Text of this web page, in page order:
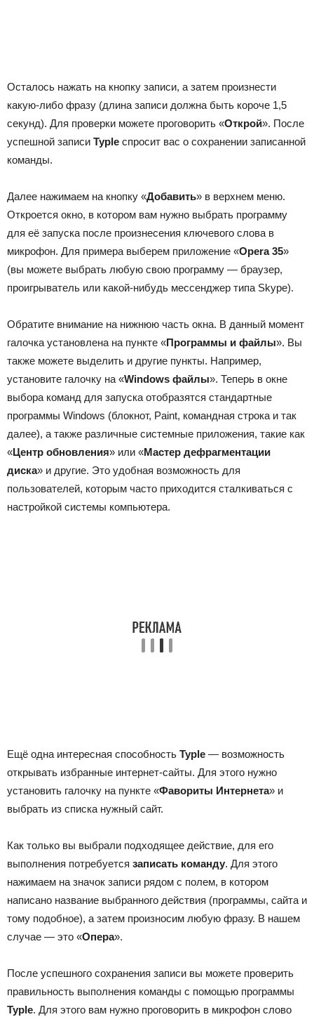
Осталось нажать на кнопку записи, а затем произнести
какую-либо фразу (длина записи должна быть короче 1,5
секунд). Для проверки можете проговорить «Открой». После
успешной записи Typle спросит вас о сохранении записанной
команды.
Далее нажимаем на кнопку «Добавить» в верхнем меню.
Откроется окно, в котором вам нужно выбрать программу
для её запуска после произнесения ключевого слова в
микрофон. Для примера выберем приложение «Opera 35»
(вы можете выбрать любую свою программу — браузер,
проигрыватель или какой-нибудь мессенджер типа Skype).
Обратите внимание на нижнюю часть окна. В данный момент
галочка установлена на пункте «Программы и файлы». Вы
также можете выделить и другие пункты. Например,
установите галочку на «Windows файлы». Теперь в окне
выбора команд для запуска отобразятся стандартные
программы Windows (блокнот, Paint, командная строка и так
далее), а также различные системные приложения, такие как
«Центр обновления» или «Мастер дефрагментации
диска» и другие. Это удобная возможность для
пользователей, которым часто приходится сталкиваться с
настройкой системы компьютера.
Ещё одна интересная способность Typle — возможность
открывать избранные интернет-сайты. Для этого нужно
установить галочку на пункте «Фавориты Интернета» и
выбрать из списка нужный сайт.
Как только вы выбрали подходящее действие, для его
выполнения потребуется записать команду. Для этого
нажимаем на значок записи рядом с полем, в котором
написано название выбранного действия (программы, сайта и
тому подобное), а затем произносим любую фразу. В нашем
случае — это «Опера».
После успешного сохранения записи вы можете проверить
правильность выполнения команды с помощью программы
Typle. Для этого вам нужно проговорить в микрофон слово